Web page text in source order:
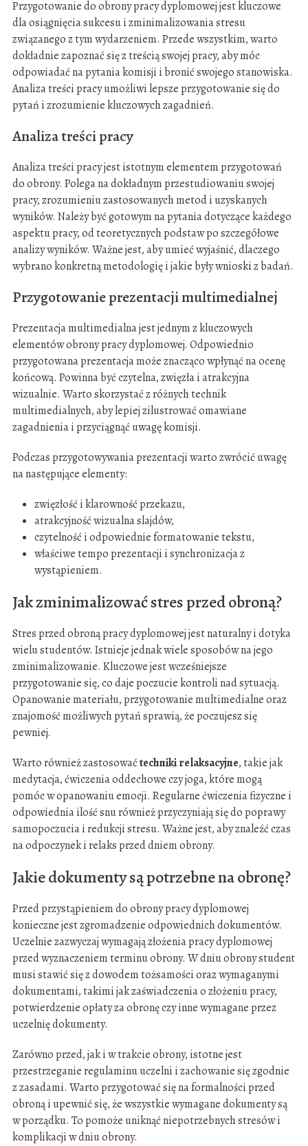
Przygotowanie do obrony pracy dyplomowej jest kluczowe
dla osiągnięcia sukcesu i zminimalizowania stresu
związanego z tym wydarzeniem. Przede wszystkim, warto
dokładnie zapoznać się z treścią swojej pracy, aby móc
odpowiadać na pytania komisji i bronić swojego stanowiska.
Analiza treści pracy umożliwi lepsze przygotowanie się do
pytań i zrozumienie kluczowych zagadnień.
Analiza treści pracy
Analiza treści pracy jest istotnym elementem przygotowań
do obrony. Polega na dokładnym przestudiowaniu swojej
pracy, zrozumieniu zastosowanych metod i uzyskanych
wyników. Należy być gotowym na pytania dotyczące każdego
aspektu pracy, od teoretycznych podstaw po szczegółowe
analizy wyników. Ważne jest, aby umieć wyjaśnić, dlaczego
wybrano konkretną metodologię i jakie były wnioski z badań.
Przygotowanie prezentacji multimedialnej
Prezentacja multimedialna jest jednym z kluczowych
elementów obrony pracy dyplomowej. Odpowiednio
przygotowana prezentacja może znacząco wpłynąć na ocenę
końcową. Powinna być czytelna, zwięzła i atrakcyjna
wizualnie. Warto skorzystać z różnych technik
multimedialnych, aby lepiej zilustrować omawiane
zagadnienia i przyciągnąć uwagę komisji.
Podczas przygotowywania prezentacji warto zwrócić uwagę
na następujące elementy:
zwięzłość i klarowność przekazu,
atrakcyjność wizualna slajdów,
czytelność i odpowiednie formatowanie tekstu,
właściwe tempo prezentacji i synchronizacja z
wystąpieniem.
Jak zminimalizować stres przed obroną?
Stres przed obroną pracy dyplomowej jest naturalny i dotyka
wielu studentów. Istnieje jednak wiele sposobów na jego
zminimalizowanie. Kluczowe jest wcześniejsze
przygotowanie się, co daje poczucie kontroli nad sytuacją.
Opanowanie materiału, przygotowanie multimedialne oraz
znajomość możliwych pytań sprawią, że poczujesz się
pewniej.
Warto również zastosowaćtechniki relaksacyjne, takie jak
medytacja, ćwiczenia oddechowe czy joga, które mogą
pomóc w opanowaniu emocji. Regularne ćwiczenia fizyczne i
odpowiednia ilość snu również przyczyniają się do poprawy
samopoczucia i redukcji stresu. Ważne jest, aby znaleźć czas
na odpoczynek i relaks przed dniem obrony.
Jakie dokumenty są potrzebne na obronę?
Przed przystąpieniem do obrony pracy dyplomowej
konieczne jest zgromadzenie odpowiednich dokumentów.
Uczelnie zazwyczaj wymagają złożenia pracy dyplomowej
przed wyznaczeniem terminu obrony. W dniu obrony student
musi stawić się z dowodem tożsamości oraz wymaganymi
dokumentami, takimi jak zaświadczenia o złożeniu pracy,
potwierdzenie opłaty za obronę czy inne wymagane przez
uczelnię dokumenty.
Zarówno przed, jak i w trakcie obrony, istotne jest
przestrzeganie regulaminu uczelni i zachowanie się zgodnie
z zasadami. Warto przygotować się na formalności przed
obroną i upewnić się, że wszystkie wymagane dokumenty są
w porządku. To pomoże uniknąć niepotrzebnych stresów i
komplikacji w dniu obrony.